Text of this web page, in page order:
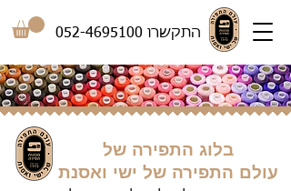
התקשרו 052-4695100
בלוג התפירה של
עולם התפירה של ישי ואסנת